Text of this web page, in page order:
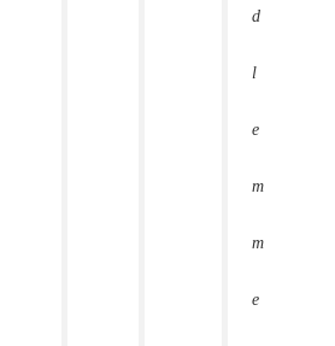
d
l
e
m
m
e